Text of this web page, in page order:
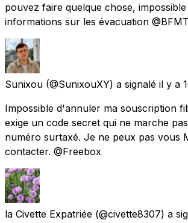
pouvez faire quelque chose,
informations sur les évacuation
Sunixou (@SunixouXY) a signalé il y a
Impossible d'annuler ma souscription
exige un code secret qui ne marche
numéro surtaxé. Je ne peux pas vous
contacter. @Freebox
la Civette Expatriée (@civette8307) a